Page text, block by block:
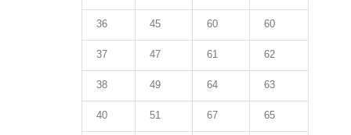
36 45 60 60
37 47 61 62
38 49 64 63
40 51 67 65